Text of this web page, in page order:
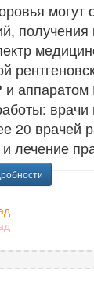
могут
20 врачей